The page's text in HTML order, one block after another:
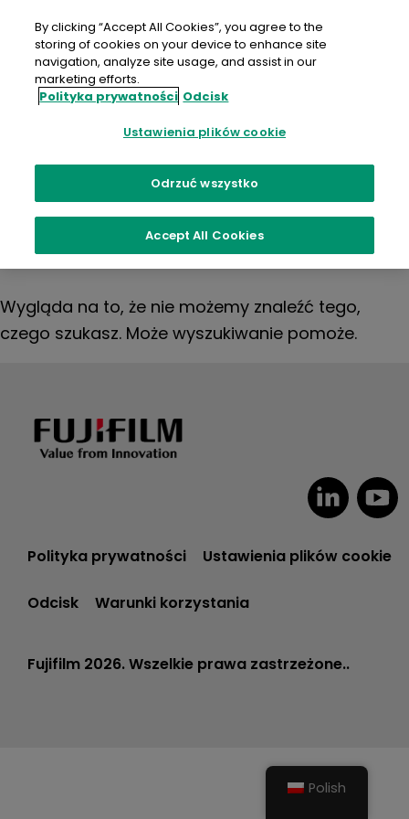
treści
Nic nie
znaleziono
Wygląda na to, że nie możemy znaleźć tego,
czego szukasz. Może wyszukiwanie pomoże.
Polityka prywatności Ustawienia plików cookie
Odcisk Warunki korzystania
Fujifilm 2026. Wszelkie prawa zastrzeżone..
Polish
By clicking “Accept All Cookies”, you agree to the
storing of cookies on your device to enhance site
navigation, analyze site usage, and assist in our
marketing efforts.
Polityka prywatności Odcisk
Ustawienia plików cookie
Odrzuć wszystko
Accept All Cookies